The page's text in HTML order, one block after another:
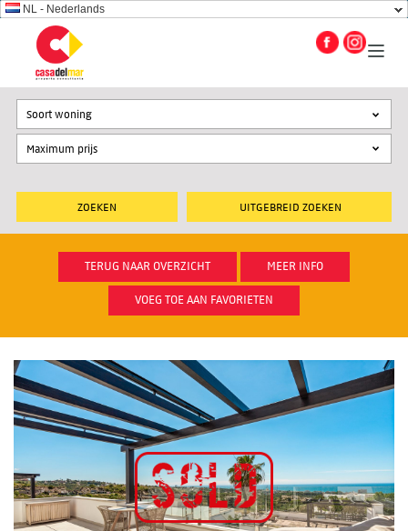
NL - Nederlands
UITGEBREID ZOEKEN
Soort woning
TERUG NAAR OVERZICHT MEER INFO
VOEG TOE AAN FAVORIETEN